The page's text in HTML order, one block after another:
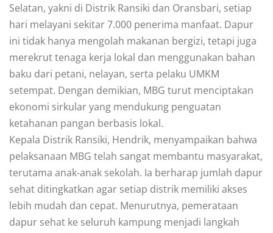
Selatan, yakni di Distrik Ransiki dan Oransbari, setiap
hari melayani sekitar 7.000 penerima manfaat. Dapur
ini tidak hanya mengolah makanan bergizi, tetapi juga
merekrut tenaga kerja lokal dan menggunakan bahan
baku dari petani, nelayan, serta pelaku UMKM
setempat. Dengan demikian, MBG turut menciptakan
ekonomi sirkular yang mendukung penguatan
ketahanan pangan berbasis lokal.
Kepala Distrik Ransiki, Hendrik, menyampaikan bahwa
pelaksanaan MBG telah sangat membantu masyarakat,
terutama anak-anak sekolah. Ia berharap jumlah dapur
sehat ditingkatkan agar setiap distrik memiliki akses
lebih mudah dan cepat. Menurutnya, pemerataan
dapur sehat ke seluruh kampung menjadi langkah